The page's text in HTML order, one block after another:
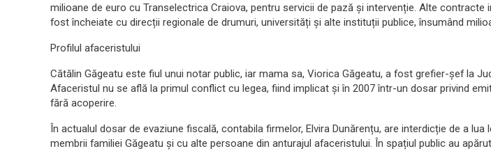
milioane de euro cu Transelectrica Craiova, pentru servicii de pază și intervenție. Alte contracte
fost încheiate cu direcții regionale de drumuri, universități și alte instituții publice, însumând
Profilul afaceristului
Cătălin Găgeatu este fiul unui notar public, iar mama sa, Viorica Găgeatu, a fost grefier-șef la
Afaceristul nu se află la primul conflict cu legea, fiind implicat și în 2007 într-un dosar privind
fără acoperire.
În actualul dosar de evaziune fiscală, contabila firmelor, Elvira Dunărențu, are interdicție de a lua
membrii familiei Găgeatu și cu alte persoane din anturajul afaceristului. În spațiul public au